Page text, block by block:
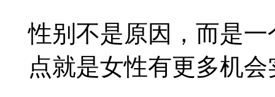
性别不是原因，而是
点就是女性有更多机